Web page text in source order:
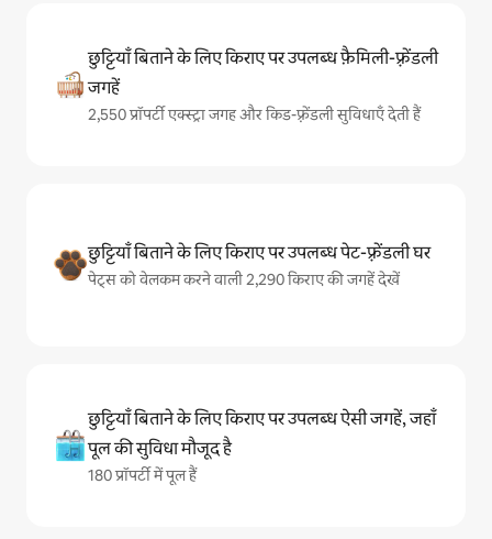
छुट्टियाँ बिताने के लिए किराए पर उपलब्ध फ़ैमिली-फ़्रेंडली
जगहें
2,550 प्रॉपर्टी एक्स्ट्रा जगह और किड-फ़्रेंडली सुविधाएँ देती हैं
छुट्टियाँ बिताने के लिए किराए पर उपलब्ध पेट-फ़्रेंडली घर
पेट्स को वेलकम करने वाली 2,290 किराए की जगहें देखें
छुट्टियाँ बिताने के लिए किराए पर उपलब्ध ऐसी जगहें, जहाँ
पूल की सुविधा मौजूद है
180 प्रॉपर्टी में पूल हैं